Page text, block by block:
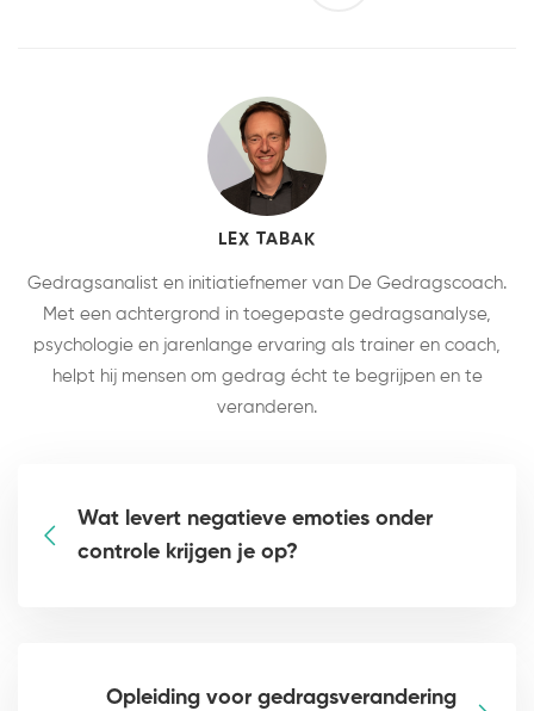
LEX TABAK
Gedragsanalist en initiatiefnemer van De Gedragscoach.
Met een achtergrond in toegepaste gedragsanalyse,
psychologie en jarenlange ervaring als trainer en coach,
helpt hij mensen om gedrag écht te begrijpen en te
veranderen.
Wat levert negatieve emoties onder
controle krijgen je op?
Opleiding voor gedragsverandering